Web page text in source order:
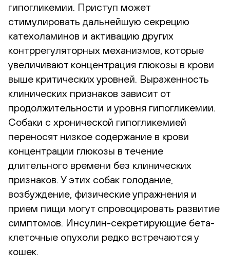
гипогликемии. Приступ может
стимулировать дальнейшую секрецию
катехоламинов и активацию других
контррегуляторных механизмов, которые
увеличивают концентрация глюкозы в крови
выше критических уровней. Выраженность
клинических признаков зависит от
продолжительности и уровня гипогликемии.
Собаки с хронической гипогликемией
переносят низкое содержание в крови
концентрации глюкозы в течение
длительного времени без клинических
признаков. У этих собак голодание,
возбуждение, физические упражнения и
прием пищи могут спровоцировать развитие
симптомов. Инсулин-секретирующие бета-
клеточные опухоли редко встречаются у
кошек.